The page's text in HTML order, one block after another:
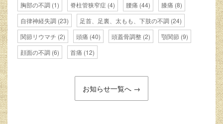
胸部の不調 (1) 脊柱管狭窄症 (4) 腰痛 (44) 膝痛 (8)
自律神経失調 (23) 足首、足裏、太もも、下肢の不調 (24)
関節リウマチ (2) 頭痛 (40) 頭蓋骨調整 (2) 顎関節 (9)
顔面の不調 (6) 首痛 (12)
お知らせ一覧へ →